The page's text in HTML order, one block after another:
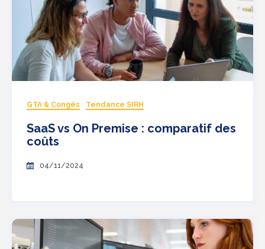
GTA & Congés Tendance SIRH
SaaS vs On Premise : comparatif des
coûts
04/11/2024